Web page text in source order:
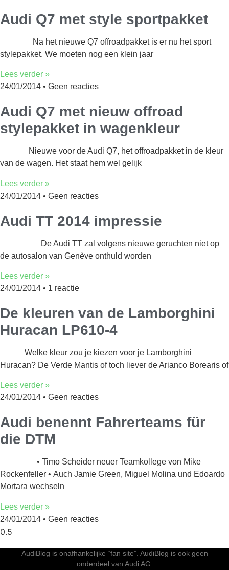
Audi Q7 met style sportpakket
Na het nieuwe Q7 offroadpakket is er nu het sport
stylepakket. We moeten nog een klein jaar
Lees verder »
24/01/2014
Geen reacties
Audi Q7 met nieuw offroad
stylepakket in wagenkleur
Nieuwe voor de Audi Q7, het offroadpakket in de kleur
van de wagen. Het staat hem wel gelijk
Lees verder »
24/01/2014
Geen reacties
Audi TT 2014 impressie
De Audi TT zal volgens nieuwe geruchten niet op
de autosalon van Genève onthuld worden
Lees verder »
24/01/2014
1 reactie
De kleuren van de Lamborghini
Huracan LP610-4
Welke kleur zou je kiezen voor je Lamborghini
Huracan? De Verde Mantis of toch liever de Arianco Borearis of
Lees verder »
24/01/2014
Geen reacties
Audi benennt Fahrerteams für
die DTM
• Timo Scheider neuer Teamkollege von Mike
Rockenfeller • Auch Jamie Green, Miguel Molina und Edoardo
Mortara wechseln
Lees verder »
24/01/2014
Geen reacties
AudiBlog is onafhankelijke “fan site”. AudiBlog is ook geen
onderdeel van Audi AG.